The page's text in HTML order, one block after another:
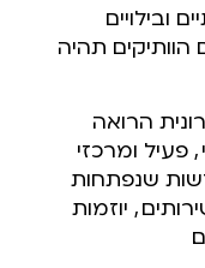
ובילויים
תהיה
הרואה
, פעיל ומרכזי
שנפתחות
, יוזמות